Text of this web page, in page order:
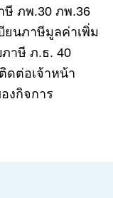
ษี ภพ.30 ภพ.36
ยนภาษีมูลค่าเพิ่ม
าษี ภ.ธ. 40
ดต่อเจ้าหน้า
งกิจการ